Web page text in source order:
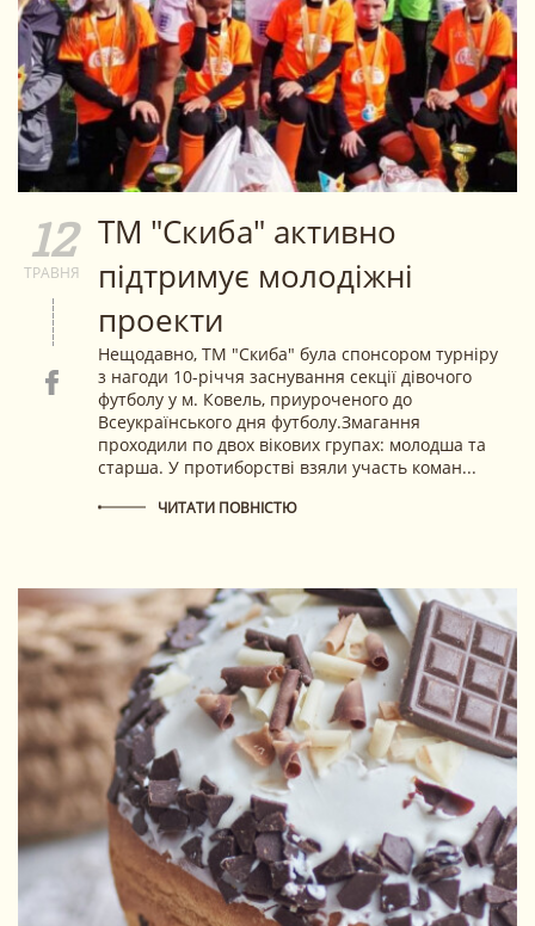
12
ТРАВНЯ
ТМ "Скиба" активно
підтримує молодіжні
проекти
Нещодавно, ТМ "Скиба" була спонсором турніру
з нагоди 10-річчя заснування секції дівочого
футболу у м. Ковель, приуроченого до
Всеукраїнського дня футболу.Змагання
проходили по двох вікових групах: молодша та
старша. У протиборстві взяли участь коман...
ЧИТАТИ ПОВНІСТЮ